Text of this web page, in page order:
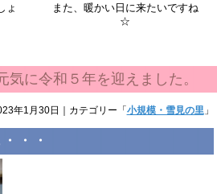
ょ
また、暖かい日に来たいですね
☆
気に令和５年を迎えました。
年1月30日 ｜カテゴリー「小規模・雪見の里 」
・・